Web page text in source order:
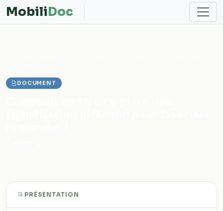
MobiliDoc
DOCUMENT
PRÉSENTATION